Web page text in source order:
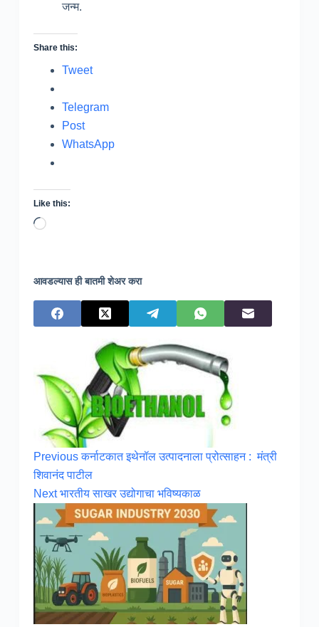
जन्म.
Share this:
Tweet
Telegram
Post
WhatsApp
Like this:
Loading…
आवडल्यास ही बातमी शेअर करा
Previousकर्नाटकात इथेनॉल उत्पादनाला प्रोत्साहन : मंत्री
शिवानंद पाटील
Nextभारतीय साखर उद्योगाचा भविष्यकाळ